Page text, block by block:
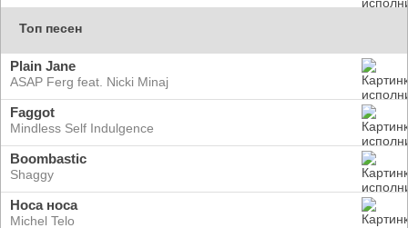
Топ песен
Plain Jane
ASAP Ferg feat. Nicki Minaj
Faggot
Mindless Self Indulgence
Boombastic
Shaggy
Носа носа
Michel Telo